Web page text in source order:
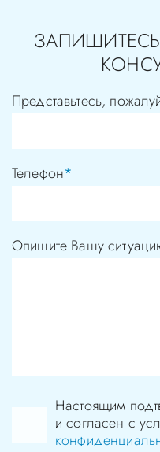
Представьтесь,
Телефон*
Опишите Вашу
Настоящим
и согласен с